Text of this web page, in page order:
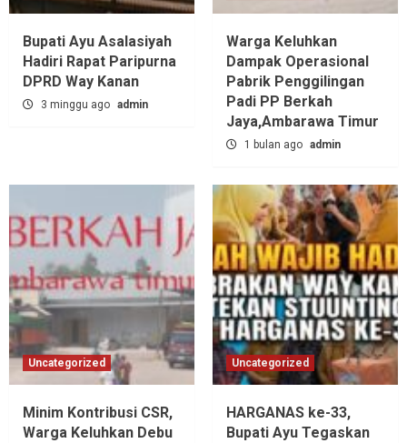
Bupati Ayu Asalasiyah
Hadiri Rapat Paripurna
DPRD Way Kanan
3 minggu ago admin
Warga Keluhkan
Dampak Operasional
Pabrik Penggilingan
Padi PP Berkah
Jaya,‎Ambarawa Timur
1 bulan ago admin
Uncategorized
Minim Kontribusi CSR,
Warga Keluhkan Debu
Uncategorized
HARGANAS ke-33,
Bupati Ayu Tegaskan